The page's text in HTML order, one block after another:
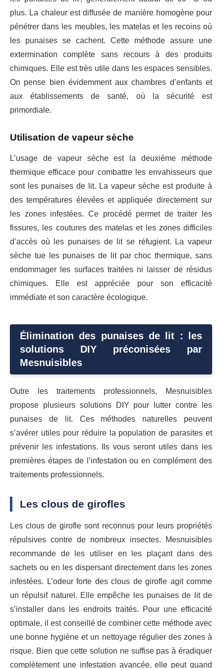
plus. La chaleur est diffusée de manière homogène pour
pénétrer dans les meubles, les matelas et les recoins où
les punaises se cachent. Cette méthode assure une
extermination complète sans recours à des produits
chimiques. Elle est très utile dans les espaces sensibles.
On pense bien évidemment aux chambres d’enfants et
aux établissements de santé, où la sécurité est
primordiale.
Utilisation de vapeur sèche
L’usage de vapeur sèche est la deuxième méthode
thermique efficace pour combattre les envahisseurs que
sont les punaises de lit. La vapeur sèche est produite à
des températures élevées et appliquée directement sur
les zones infestées. Ce procédé permet de traiter les
fissures, les coutures des matelas et les zones difficiles
d’accès où les punaises de lit se réfugient. La vapeur
sèche tue les punaises de lit par choc thermique, sans
endommager les surfaces traitées ni laisser de résidus
chimiques. Elle est appréciée pour son efficacité
immédiate et son caractère écologique.
Élimination des punaises de lit : les
solutions DIY préconisées par
Mesnuisibles
Outre les traitements professionnels, Mesnuisibles
propose plusieurs solutions DIY pour lutter contre les
punaises de lit. Ces méthodes naturelles peuvent
s’avérer utiles pour réduire la population de parasites et
prévenir les infestations. Ils vous seront utiles dans les
premières étapes de l’infestation ou en complément des
traitements professionnels.
Les clous de girofles
Les clous de girofle sont reconnus pour leurs propriétés
répulsives contre de nombreux insectes. Mesnuisibles
recommande de les utiliser en les plaçant dans des
sachets ou en les dispersant directement dans les zones
infestées. L’odeur forte des clous de girofle agit comme
un répulsif naturel. Elle empêche les punaises de lit de
s’installer dans les endroits traités. Pour une efficacité
optimale, il est conseillé de combiner cette méthode avec
une bonne hygiène et un nettoyage régulier des zones à
risque. Bien que cette solution ne suffise pas à éradiquer
complètement une infestation avancée, elle peut quand